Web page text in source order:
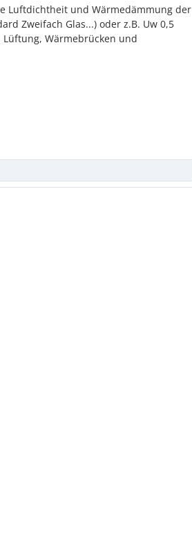
Luftdichtheit und Wärmedämmung der
Zweifach Glas...) oder z.B. Uw 0,5
Lüftung, Wärmebrücken und